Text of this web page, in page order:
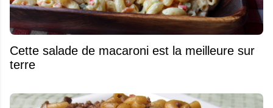
Cette salade de macaroni est la meilleure sur
terre